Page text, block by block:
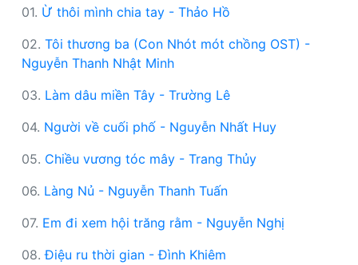
01. Ừ thôi mình chia tay - Thảo Hồ
02. Tôi thương ba (Con Nhót mót chồng OST) -
Nguyễn Thanh Nhật Minh
03. Làm dâu miền Tây - Trường Lê
04. Người về cuối phố - Nguyễn Nhất Huy
05. Chiều vương tóc mây - Trang Thủy
06. Làng Nủ - Nguyễn Thanh Tuấn
07. Em đi xem hội trăng rằm - Nguyễn Nghị
08.Điệu ru thời gian - Đình Khiêm